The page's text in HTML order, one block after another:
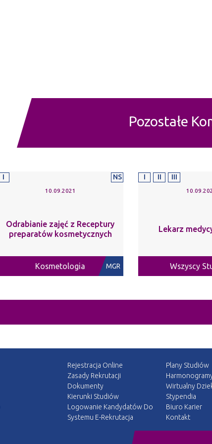
Pozostałe
I NS
10.09.2021
Odrabianie zajęć z Receptury
preparatów kosmetycznych
Kosmetologia MGR
I II III
Lekarz
Wszyscy
Rejestracja Online
Zasady Rekrutacji
Dokumenty
Kierunki Studiów
Logowanie Kandydatów Do
Systemu E-Rekrutacja
Plany Studiów
Wirtualny
Stypendia
Biuro Karier
Kontakt